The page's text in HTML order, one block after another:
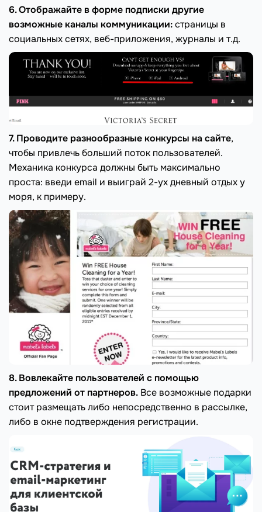
6. Отображайте в форме подписки другие
возможные каналы коммуникации:страницы в
социальных сетях, веб-приложения, журналы и т.д.
7. Проводите разнообразные конкурсы на сайте,
чтобы привлечь больший поток пользователей.
Механика конкурса должны быть максимально
проста: введи email и выиграй 2-ух дневный отдых у
моря, к примеру.
8. Вовлекайте пользователей с помощью
предложений от партнеров. Все возможные подарки
стоит размещать либо непосредственно в рассылке,
либо в окне подтверждения регистрации.